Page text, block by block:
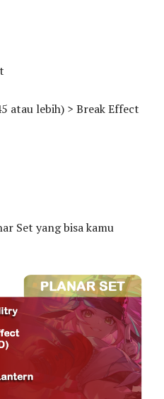
atau lebih) > Break Effect
Set yang bisa kamu